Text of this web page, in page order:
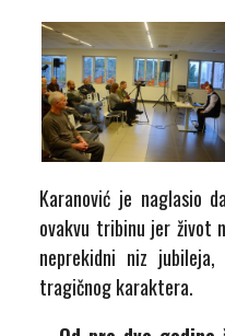
Karanović je naglasio
ovakvu tribinu jer život
neprekidni niz
tragičnog karaktera.